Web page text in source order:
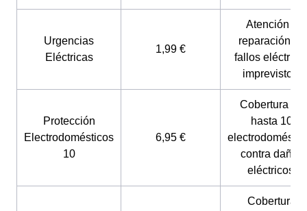
Urgencias
Eléctricas
1,99 €
Atención y
reparación de
fallos
imprevistos.
Protección
Electrodomésticos
10
6,95 €
Cobertura de
hasta 10
contra daños
eléctricos.
Cobertura